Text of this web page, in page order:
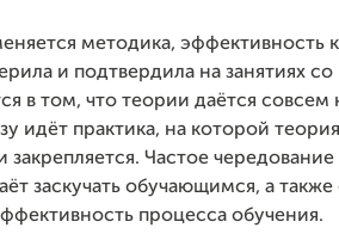
методика, эффективность
и подтвердила на занятиях
в том, что теории даётся совсем
идёт практика, на которой
закрепляется. Частое
заскучать обучающимся, а
процесса обучения.